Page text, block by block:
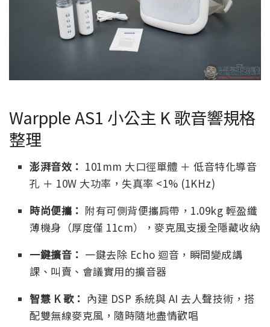
Warpple AS1 小公主 K 歌音響規格
整理
澎湃音效： 101mm 大口徑單體 ＋ 低音特化導音
孔 ＋ 10W 大功率，失真率 <1% (1KHz)
時尚便攜： 附有可側背便攜肩帶，1.09kg 輕盈纖
薄機身（厚度僅 11cm），麥克風支援全隱藏收納
一鍵擴音： 一鍵去除 Echo 迴音，瞬間變成講
課、叫賣、會議實用的擴音器
智慧 K 歌： 內建 DSP 系統與 AI 去人聲技術，搭
配雙無線麥克風，隨時隨地盡情歡唱